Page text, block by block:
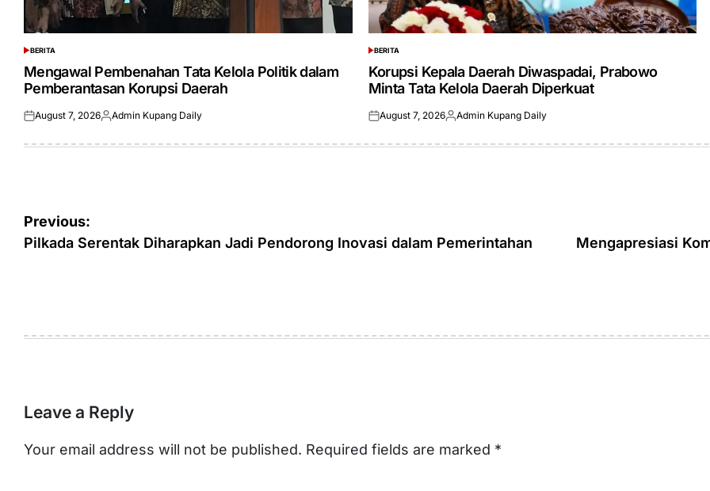
POSTED
IN
BERITA
Mengawal Pembenahan Tata Kelola Politik dalam
Pemberantasan Korupsi Daerah
Posted
August 7, 2026Posted
Admin Kupang Daily
POSTED
IN
BERITA
Korupsi Kepala Daerah Diwaspadai, Prabowo
Minta Tata Kelola Daerah Diperkuat
Posted
August 7, 2026Posted
Admin Kupang Daily
Post
navigation
Previous:
Pilkada Serentak Diharapkan Jadi Pendorong Inovasi dalam Pemerintahan
Mengapresiasi
Leave a Reply
Your email address will not be published. Required fields are marked *